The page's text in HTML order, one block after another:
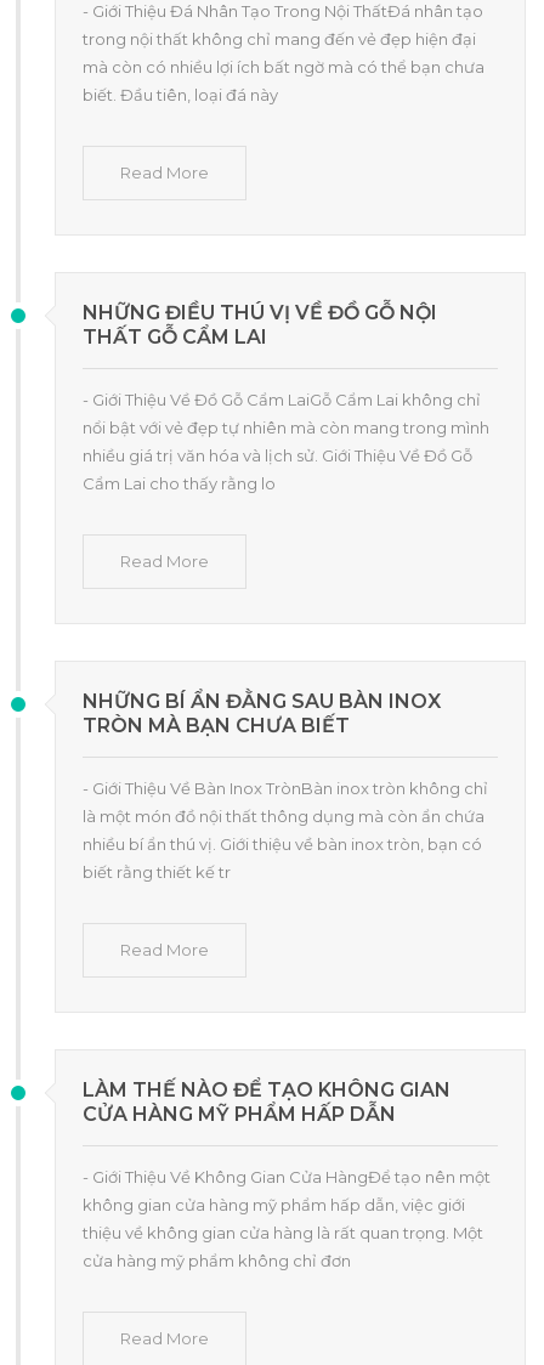
- Giới Thiệu Đá Nhân Tạo Trong Nội ThấtĐá nhân tạo
trong nội thất không chỉ mang đến vẻ đẹp hiện đại
mà còn có nhiều lợi ích bất ngờ mà có thể bạn chưa
biết. Đầu tiên, loại đá này
Read More
NHỮNG ĐIỀU THÚ VỊ VỀ ĐỒ GỖ NỘI
THẤT GỖ CẨM LAI
- Giới Thiệu Về Đồ Gỗ Cẩm LaiGỗ Cẩm Lai không chỉ
nổi bật với vẻ đẹp tự nhiên mà còn mang trong mình
nhiều giá trị văn hóa và lịch sử. Giới Thiệu Về Đồ Gỗ
Cẩm Lai cho thấy rằng lo
Read More
NHỮNG BÍ ẨN ĐẰNG SAU BÀN INOX
TRÒN MÀ BẠN CHƯA BIẾT
- Giới Thiệu Về Bàn Inox TrònBàn inox tròn không chỉ
là một món đồ nội thất thông dụng mà còn ẩn chứa
nhiều bí ẩn thú vị. Giới thiệu về bàn inox tròn, bạn có
biết rằng thiết kế tr
Read More
LÀM THẾ NÀO ĐỂ TẠO KHÔNG GIAN
CỬA HÀNG MỸ PHẨM HẤP DẪN
- Giới Thiệu Về Không Gian Cửa HàngĐể tạo nên một
không gian cửa hàng mỹ phẩm hấp dẫn, việc giới
thiệu về không gian cửa hàng là rất quan trọng. Một
cửa hàng mỹ phẩm không chỉ đơn
Read More